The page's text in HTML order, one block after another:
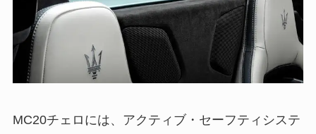
MC20チェロには、アクティブ・セーフティシステ